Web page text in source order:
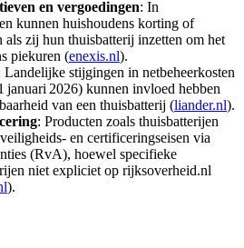
en vergoedingen: In
kunnen huishoudens korting of
zij hun thuisbatterij inzetten om het
piekuren (enexis.nl).
Landelijke stijgingen in netbeheerkosten
januari 2026) kunnen invloed hebben
van een thuisbatterij (liander.nl).
: Producten zoals thuisbatterijen
en certificeringseisen via
(RvA), hoewel specifieke
niet expliciet op rijksoverheid.nl
).